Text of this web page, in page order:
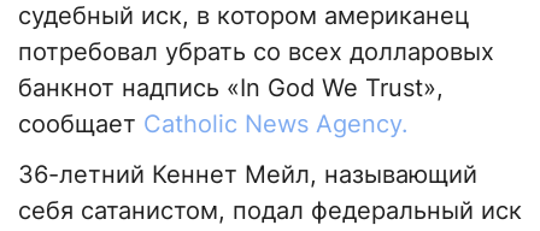
судебный иск, в котором американец
потребовал убрать со всех долларовых
банкнот надпись «In God We Trust»,
сообщает Catholic News Agency.
36-летний Кеннет Мейл, называющий
себя сатанистом, подал федеральный иск